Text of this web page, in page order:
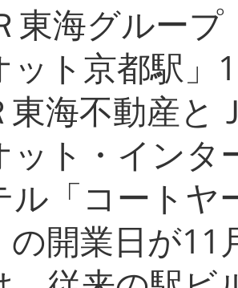
東海グルー
ット京都駅」
海不動産と
ット・インタ
ル「コートヤ
の開業日が11